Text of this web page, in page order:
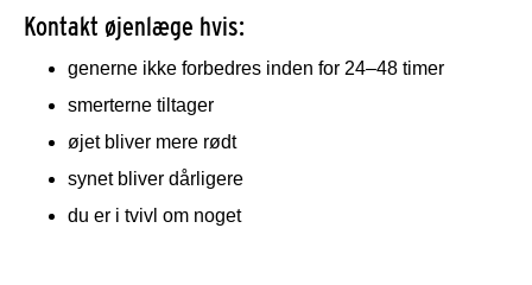
Kontakt øjenlæge hvis:
generne ikke forbedres inden for 24–48 timer
smerterne tiltager
øjet bliver mere rødt
synet bliver dårligere
du er i tvivl om noget